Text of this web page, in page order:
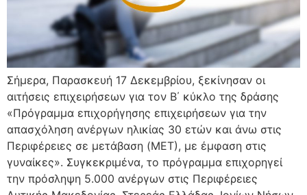
Σήμερα, Παρασκευή 17 Δεκεμβρίου, ξεκίνησαν οι
αιτήσεις επιχειρήσεων για τον Β΄ κύκλο της δράσης
«Πρόγραμμα επιχορήγησης επιχειρήσεων για την
απασχόληση ανέργων ηλικίας 30 ετών και άνω στις
Περιφέρειες σε μετάβαση (MΕΤ), με έμφαση στις
γυναίκες». Συγκεκριμένα, το πρόγραμμα επιχορηγεί
την πρόσληψη 5.000 ανέργων στις Περιφέρειες